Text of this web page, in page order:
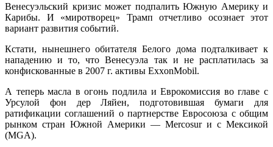
Венесуэльский кризис может подпалить Южную Америку и
Карибы. И «миротворец» Трамп отчетливо осознает этот
вариант развития событий.
Кстати, нынешнего обитателя Белого дома подталкивает к
нападению и то, что Венесуэла так и не расплатилась за
конфискованные в 2007 г. активы ExxonMobil.
А теперь масла в огонь подлила и Еврокомиссия во главе с
Урсулой фон дер Ляйен, подготовившая бумаги для
ратификации соглашений о партнерстве Евросоюза с общим
рынком стран Южной Америки — Mercosur и с Мексикой
(MGA).